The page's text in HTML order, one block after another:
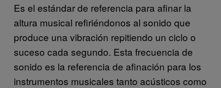
Es el estándar de referencia para afinar la
altura musical refiriéndonos al sonido que
produce una vibración repitiendo un ciclo o
suceso cada segundo. Esta frecuencia de
sonido es la referencia de afinación para los
instrumentos musicales tanto acústicos como